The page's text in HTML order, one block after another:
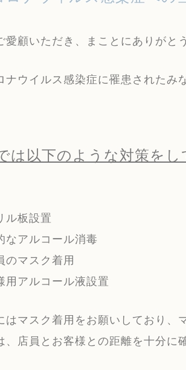
愛顧いただき、まことにありがと
ナウイルス感染症に罹患されたみ
は以下のような対策をし
ル板設置
なアルコール消毒
のマスク着用
用アルコール液設置
はマスク着用をお願いしており、
、店員とお客様との距離を十分に